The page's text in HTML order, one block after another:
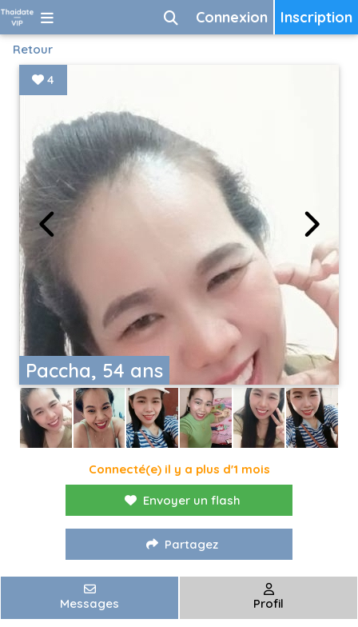
Inscription
Connexion
Retour
Paccha, 54 ans
4
Connecté(e) il y a plus d'1 mois
Envoyer un flash
Partagez
Messages Profil